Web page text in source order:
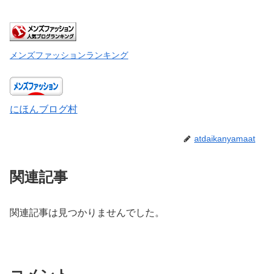
メンズファッションランキング
にほんブログ村
atdaikanyamaat
関連記事
関連記事は見つかりませんでした。